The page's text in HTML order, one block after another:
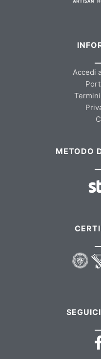
Accedi
METODO